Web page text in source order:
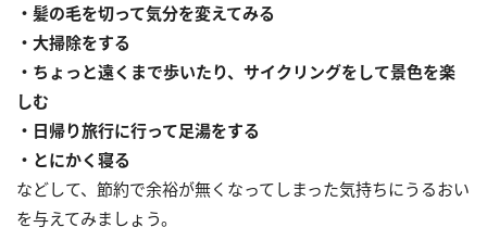
・髪の毛を切って気分を変えてみる
・大掃除をする
・ちょっと遠くまで歩いたり、サイクリングをして景色を楽
しむ
・日帰り旅行に行って足湯をする
・とにかく寝る
などして、節約で余裕が無くなってしまった気持ちにうるおい
を与えてみましょう。